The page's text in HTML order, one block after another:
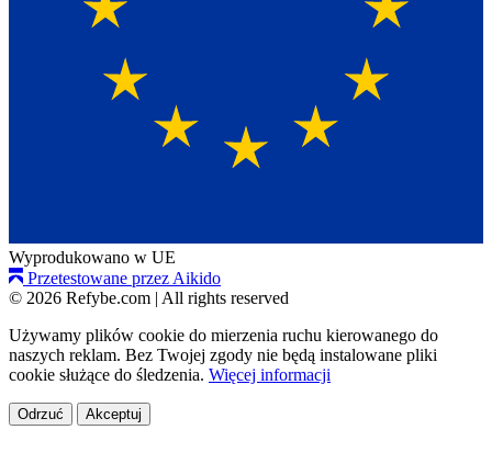
Wyprodukowano w UE
Przetestowane przez Aikido
© 2026 Refybe.com | All rights reserved
Używamy plików cookie do mierzenia ruchu kierowanego do
naszych reklam. Bez Twojej zgody nie będą instalowane pliki
cookie służące do śledzenia. Więcej informacji
Odrzuć Akceptuj